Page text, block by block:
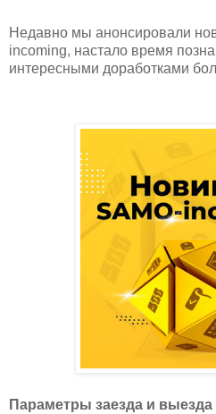
Недавно мы анонсировали
incoming, настало время
интересными доработками
Параметры заезда и